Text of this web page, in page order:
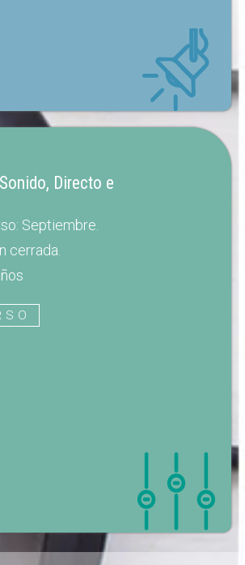
Directo e
Septiembre.
cerrada.